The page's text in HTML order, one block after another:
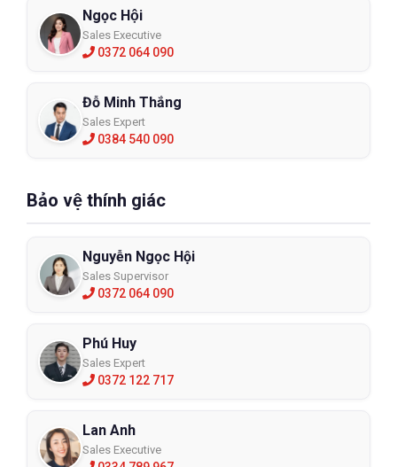
Ngọc Hội
Sales Executive
0372 064 090
Đỗ Minh Thắng
Sales Expert
0384 540 090
Bảo vệ thính giác
Nguyễn Ngọc Hội
Sales Supervisor
0372 064 090
Phú Huy
Sales Expert
0372 122 717
Lan Anh
Sales Executive